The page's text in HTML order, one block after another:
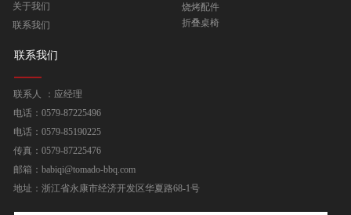
关于我们
联系我们
烧烤配件
折叠桌椅
联系我们
联系人 ：应经理
电话：0579-87225496
电话：0579-85190225
传真：0579-87225476
邮箱：babiqi@tomado-bbq.com
地址：浙江省永康市经济开发区华夏路68-1号